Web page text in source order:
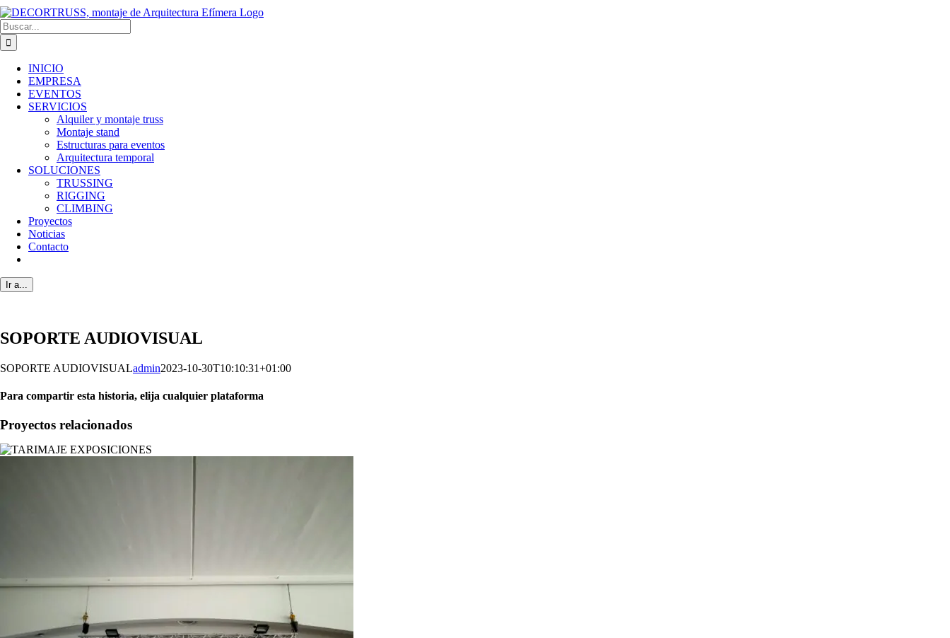
Buscar:
INICIO
EMPRESA
EVENTOS
SERVICIOS
Alquiler y montaje truss
Montaje stand
Estructuras para eventos
Arquitectura temporal
SOLUCIONES
TRUSSING
RIGGING
CLIMBING
Proyectos
Noticias
Contacto
Ir a...
SOPORTE AUDIOVISUAL
SOPORTE AUDIOVISUALadmin2023-10-30T10:10:31+01:00
Para compartir esta historia, elija cualquier plataforma
Facebook
X
Reddit
LinkedIn
WhatsApp
Telegram
Tumblr
Pinterest
Vk
Xing
Correo
electrónico
Proyectos relacionados